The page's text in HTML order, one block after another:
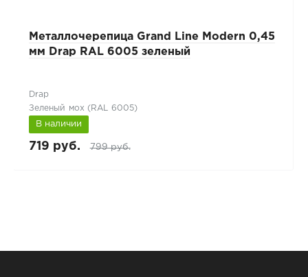
Металлочерепица Grand Line Modern 0,45
мм Drap RAL 6005 зеленый
Drap
Зеленый мох (RAL 6005)
В наличии
719 руб. 799 руб.